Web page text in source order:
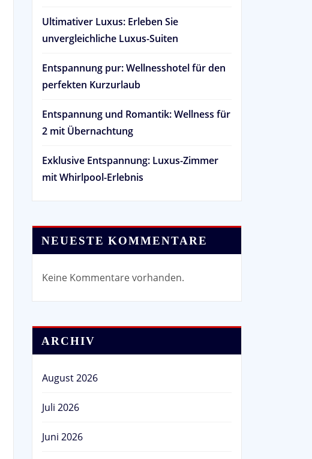
Ultimativer Luxus: Erleben Sie
unvergleichliche Luxus-Suiten
Entspannung pur: Wellnesshotel für den
perfekten Kurzurlaub
Entspannung und Romantik: Wellness für
2 mit Übernachtung
Exklusive Entspannung: Luxus-Zimmer
mit Whirlpool-Erlebnis
NEUESTE KOMMENTARE
Keine Kommentare vorhanden.
ARCHIV
August 2026
Juli 2026
Juni 2026